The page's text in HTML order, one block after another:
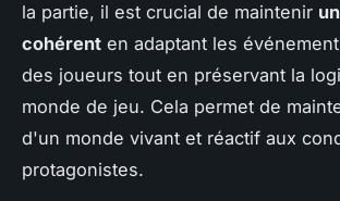
la partie, il est crucial de maintenir
cohérent en adaptant les
des joueurs tout en préservant la
monde de jeu. Cela permet de
d'un monde vivant et réactif aux
protagonistes.